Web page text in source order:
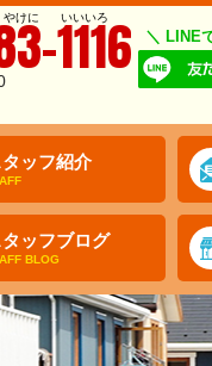
やけに いいいろ
1116 ＼ LINE
タッフ紹介
タッフブログ
BLOG